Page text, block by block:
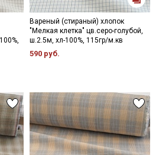
Вареный (стираный) хлопок
"Мелкая клетка" цв.серо-голубой,
ш.2.5м, хл-100%, 115гр/м.кв
590 руб.